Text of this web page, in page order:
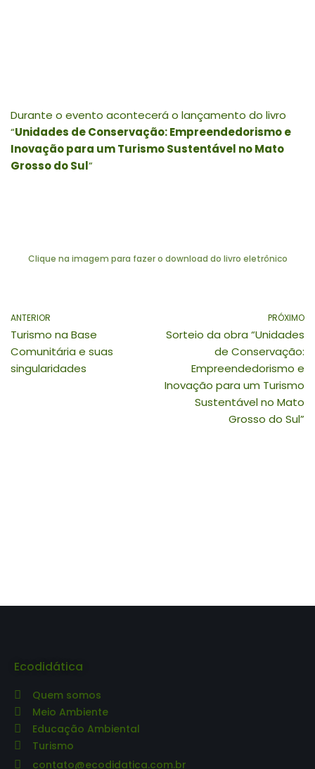
Durante o evento acontecerá o lançamento do livro
“Unidades de Conservação: Empreendedorismo e
Inovação para um Turismo Sustentável no Mato
Grosso do Sul”
Clique na imagem para fazer o download do livro eletrônico
ANTERIOR
Turismo na Base
Comunitária e suas
singularidades
PRÓXIMO
Sorteio da obra “Unidades
de Conservação:
Empreendedorismo e
Inovação para um Turismo
Sustentável no Mato
Grosso do Sul”
Ecodidática
Quem somos
Meio Ambiente
Educação Ambiental
Turismo
contato@ecodidatica.com.br